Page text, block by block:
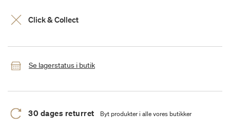
Click & Collect
Se lagerstatus i butik
30 dages returret Byt produkter i alle vores butikker